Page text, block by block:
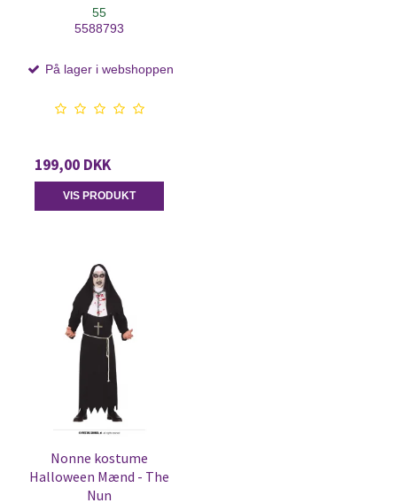
55
5588793
På lager i webshoppen
199,00 DKK
VIS PRODUKT
Nonne kostume
Halloween Mænd - The
Nun